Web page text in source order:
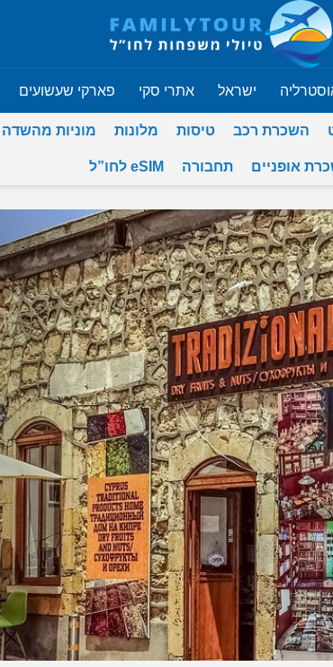
ישראל אתרי סקי פארקי שעשועים
השכרת רכב טיסות מלונות מוניות מהשדה
אופניים תחבורה eSIM לחו”ל